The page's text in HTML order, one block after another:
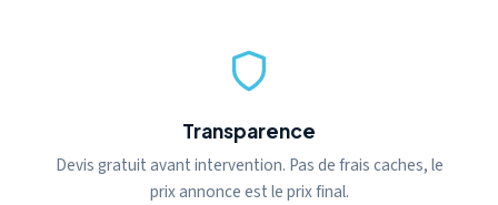
Transparence
Devis gratuit avant intervention. Pas de frais caches, le
prix annonce est le prix final.